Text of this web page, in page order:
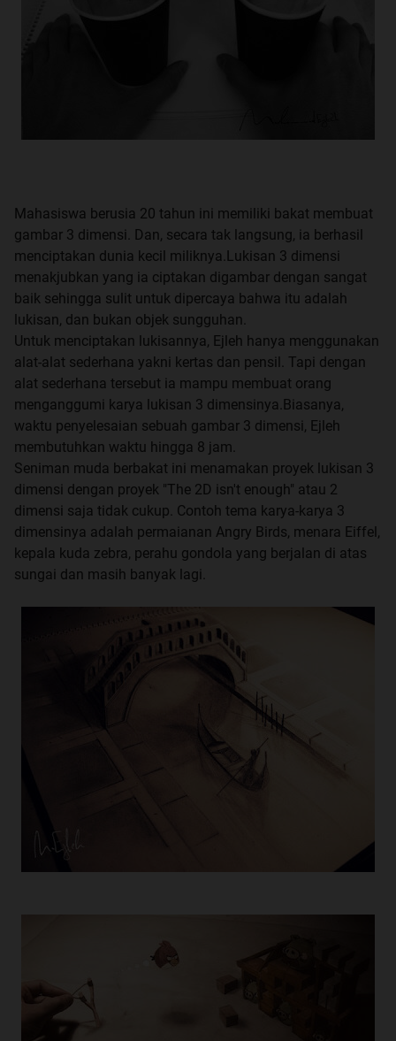
Mahasiswa berusia 20 tahun ini memiliki bakat membuat
gambar 3 dimensi. Dan, secara tak langsung, ia berhasil
menciptakan dunia kecil miliknya.Lukisan 3 dimensi
menakjubkan yang ia ciptakan digambar dengan sangat
baik sehingga sulit untuk dipercaya bahwa itu adalah
lukisan, dan bukan objek sungguhan.
Untuk menciptakan lukisannya, Ejleh hanya menggunakan
alat-alat sederhana yakni kertas dan pensil. Tapi dengan
alat sederhana tersebut ia mampu membuat orang
menganggumi karya lukisan 3 dimensinya.Biasanya,
waktu penyelesaian sebuah gambar 3 dimensi, Ejleh
membutuhkan waktu hingga 8 jam.
Seniman muda berbakat ini menamakan proyek lukisan 3
dimensi dengan proyek "The 2D isn't enough" atau 2
dimensi saja tidak cukup. Contoh tema karya-karya 3
dimensinya adalah permaianan Angry Birds, menara Eiffel,
kepala kuda zebra, perahu gondola yang berjalan di atas
sungai dan masih banyak lagi.